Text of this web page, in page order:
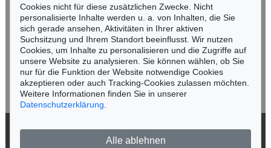
Jetzt zum Newsletter anmelden >
Cookies nicht für diese zusätzlichen Zwecke. Nicht
personalisierte Inhalte werden u. a. von Inhalten, die Sie
sich gerade ansehen, Aktivitäten in Ihrer aktiven
Suchsitzung und Ihrem Standort beeinflusst. Wir nutzen
Cookies, um Inhalte zu personalisieren und die Zugriffe auf
unsere Website zu analysieren. Sie können wählen, ob Sie
nur für die Funktion der Website notwendige Cookies
akzeptieren oder auch Tracking-Cookies zulassen möchten.
Weitere Informationen finden Sie in unserer
Datenschutzerklärung
Alle ablehnen